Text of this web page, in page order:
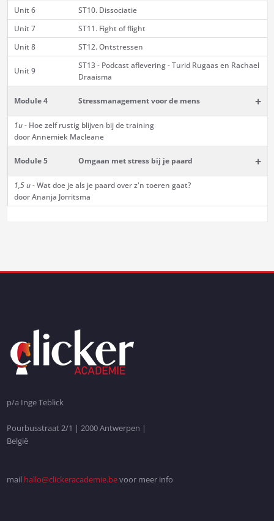
Unit 6
ST10. Dissociatie
Unit 7
ST11. Fight of flight
Unit 8
ST12. Ontstressen
Unit 9
ST13 - Podcast aflevering - Turid Rugaas en Rachael
Draaisma
Module 4 Stressmanagement voor de mens +
1u -Hoe zelf rustig blijven bij de training
door Annemiek Macleane
Module 5 Omgaan met stress bij je paard +
1,5 u -Wat doe je als je paard over z'n toeren gaat?
door Ananja Jorritsma
p/a Inge Teblick
Pourbusstraat 2/1 | 2000 Antwerpen |
België
mail hallo@clickeracademie.bevoor meer info